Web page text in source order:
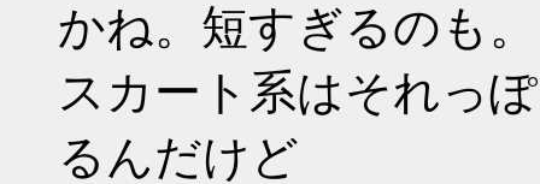
かね。短すぎるのも。
スカート系はそれっ
るんだけど